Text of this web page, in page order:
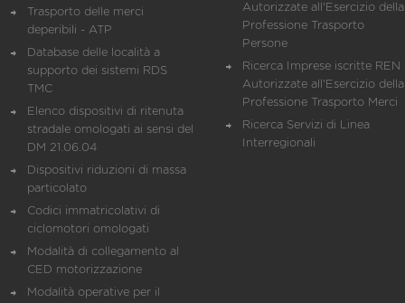
Trasporto delle merci
deperibili - ATP
Database delle località a
supporto dei sistemi RDS
TMC
Elenco dispositivi di ritenuta
stradale omologati ai sensi del
DM 21.06.04
Dispositivi riduzioni di massa
particolato
Codici immatricolativi di
ciclomotori omologati
Modalità di collegamento al
CED motorizzazione
Modalità operative per il
Autorizzate all'Esercizio della
Professione Trasporto
Persone
Ricerca Imprese iscritte REN
Autorizzate all'Esercizio della
Professione Trasporto Merci
Ricerca Servizi di Linea
Interregionali